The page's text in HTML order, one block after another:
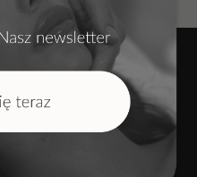
naszego